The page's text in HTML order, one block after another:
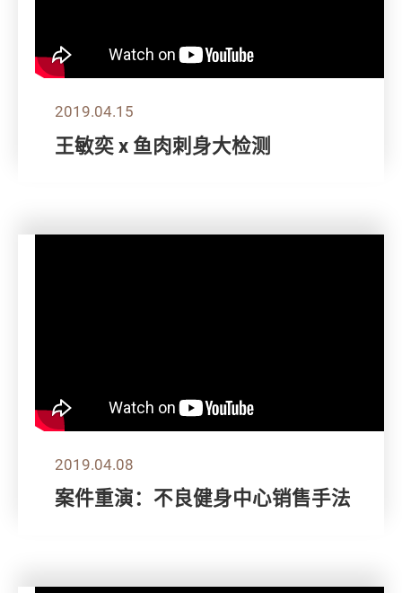
2019.04.15
王敏奕 x 鱼肉刺身大检测
2019.04.08
案件重演：不良健身中心销售手法